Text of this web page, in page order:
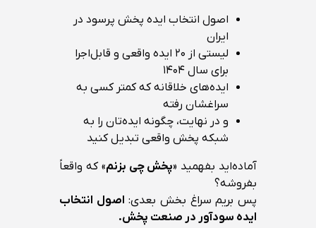
اصول انتخاب ایده پخش پرسود در
ایران
لیستی از ۲۰ ایده واقعی و قابل‌اجرا
برای سال ۱۴۰۴
ایده‌های خلاقانه که کمتر کسی به
سراغشان رفته
و در نهایت، چگونه ایده‌تان را به
شبکه پخش واقعی تبدیل کنید
آماده‌اید بفهمید «پخش چی بزنم» که واقعاً
بفروشه؟
پس بریم سراغ بخش بعدی: اصول انتخاب
ایده سودآور در صنعت پخش.